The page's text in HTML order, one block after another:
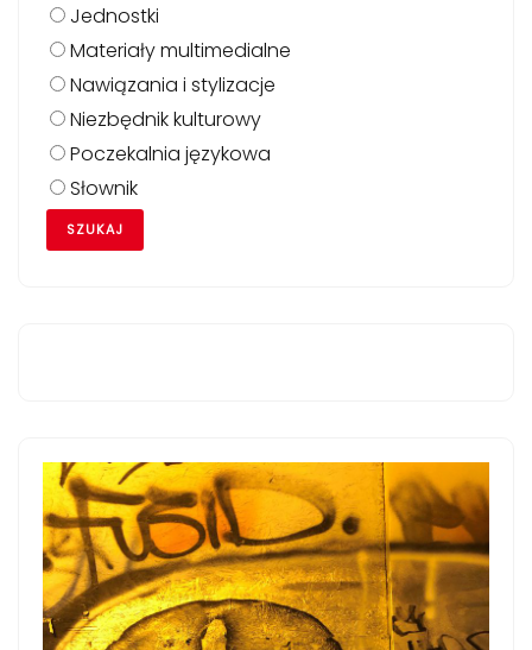
Jednostki
Materiały multimedialne
Nawiązania i stylizacje
Niezbędnik kulturowy
Poczekalnia językowa
Słownik